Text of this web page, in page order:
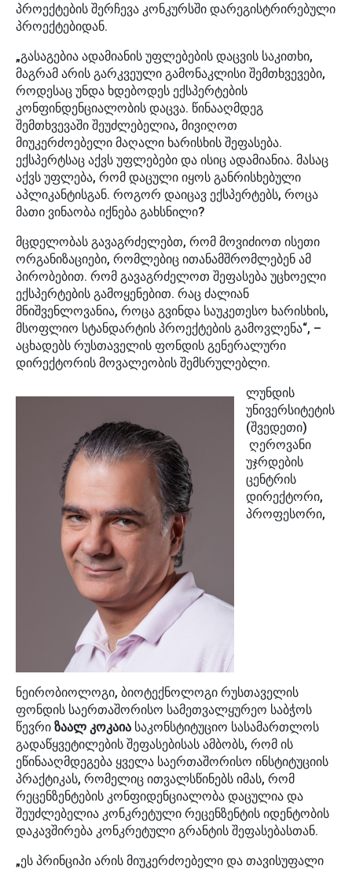
პროექტების შერჩევა კონკურსში დარეგისტრირებული
პროექტებიდან.
„გასაგებია ადამიანის უფლებების დაცვის საკითხი,
მაგრამ არის გარკვეული გამონაკლისი შემთხვევები,
როდესაც უნდა ხდებოდეს ექსპერტების
კონფინდენციალობის დაცვა. წინააღმდეგ
შემთხვევაში შეუძლებელია, მივიღოთ
მიუკერძოებელი მაღალი ხარისხის შეფასება.
ექსპერტსაც აქვს უფლებები და ისიც ადამიანია. მასაც
აქვს უფლება, რომ დაცული იყოს განრისხებული
აპლიკანტისგან. როგორ დაიცავ ექსპერტებს, როცა
მათი ვინაობა იქნება გახსნილი?
მცდელობას გავაგრძელებთ, რომ მოვიძიოთ ისეთი
ორგანიზაციები, რომლებიც ითანამშრომლებენ ამ
პირობებით. რომ გავაგრძელოთ შეფასება უცხოელი
ექსპერტების გამოყენებით. რაც ძალიან
მნიშვენლოვანია, როცა გვინდა საუკეთესო ხარისხის,
მსოფლიო სტანდარტის პროექტების გამოვლენა“, –
აცხადებს რუსთაველის ფონდის გენერალური
დირექტორის მოვალეობის შემსრულებლი.
ლუნდის
უნივერსიტეტის
(შვედეთი)
ღეროვანი
უჯრდების
ცენტრის
დირექტორი,
პროფესორი,
ნეირობიოლოგი, ბიოტექნოლოგი რუსთაველის
ფონდის საერთაშორისო სამეთვალყურეო საბჭოს
წევრი ზაალ კოკაია საკონსტიტუციო სასამართლოს
გადაწყვეტილების შეფასებისას ამბობს, რომ ის
ეწინააღმდეგება ყველა საერთაშორისო ინსტიტუციის
პრაქტიკას, რომელიც ითვალსწინებს იმას, რომ
რეცენზენტების კონფიდენციალობა დაცულია და
შეუძლებელია კონკრეტული რეცენზენტის იდენტობის
დაკავშირება კონკრეტული გრანტის შეფასებასთან.
„ეს პრინციპი არის მიუკერძოებელი და თავისუფალი